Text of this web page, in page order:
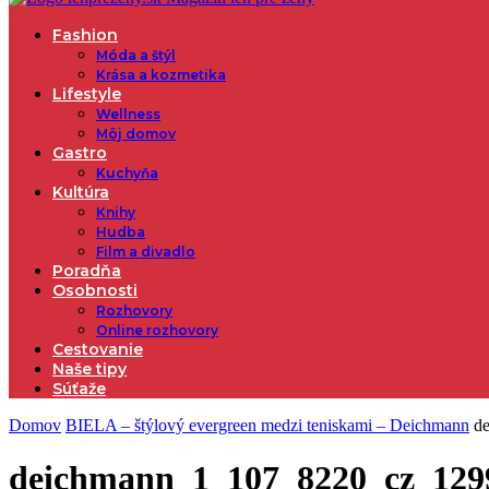
Fashion
Móda a štýl
Krása a kozmetika
Lifestyle
Wellness
Môj domov
Gastro
Kuchyňa
Kultúra
Knihy
Hudba
Film a divadlo
Poradňa
Osobnosti
Rozhovory
Online rozhovory
Cestovanie
Naše tipy
Súťaže
Domov BIELA – štýlový evergreen medzi teniskami – Deichmann